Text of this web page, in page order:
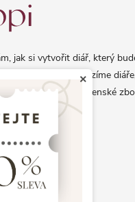
jak si vytvořit diář, který
životnímu stylu. Nabízíme
další exkluzivní papírenské
778 140 590
×